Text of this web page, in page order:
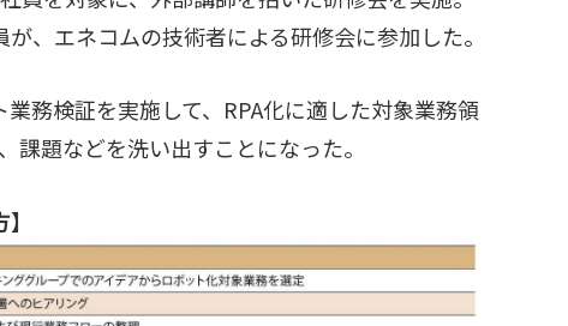
、エネコムの技術者による研修会に参加した。
務検証を実施して、RPA化に適した対象業務領
題などを洗い出すことになった。